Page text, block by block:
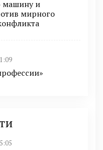
машину и
мирного